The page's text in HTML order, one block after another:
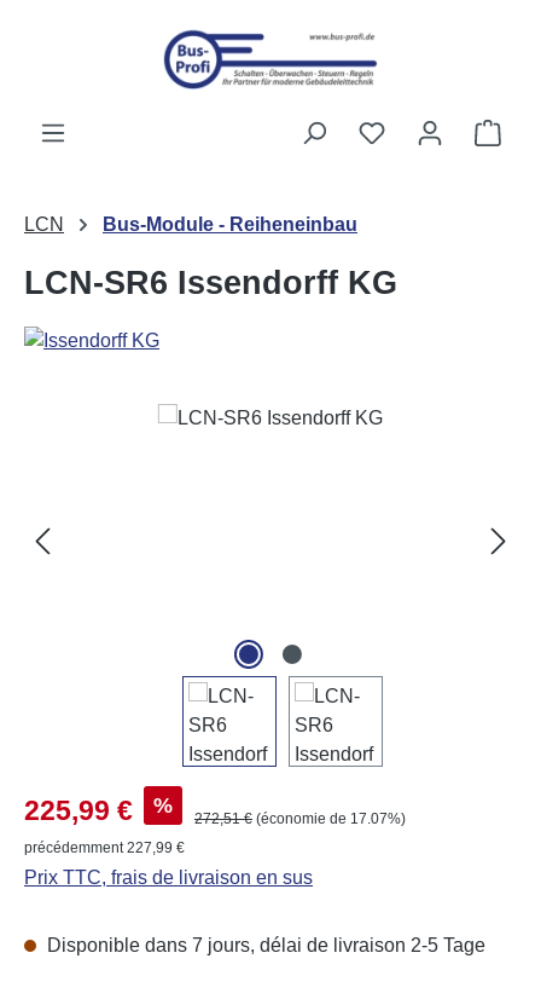
Passer au contenu principal
Vous avez 0Le
LCN Bus-Module - Reiheneinbau
LCN-SR6 Issendorff KG
Ignorer la galerie d'images
Prix de vente :
225,99 € % Prix régulier :
272,51 € (économie de 17.07%)
précédemment 227,99 €
Prix TTC, frais de livraison en sus
Disponible dans 7 jours, délai de livraison 2-5 Tage